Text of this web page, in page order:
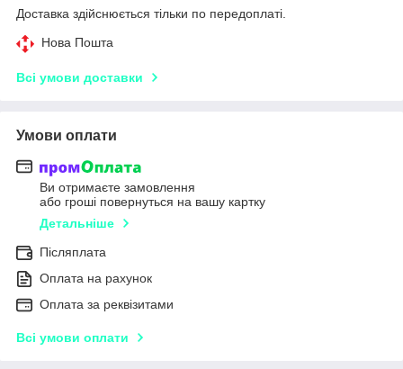
Доставка здійснюється тільки по передоплаті.
Нова Пошта
Всі умови доставки
Умови оплати
Ви отримаєте замовлення
або гроші повернуться на вашу картку
Детальніше
Післяплата
Оплата на рахунок
Оплата за реквізитами
Всі умови оплати